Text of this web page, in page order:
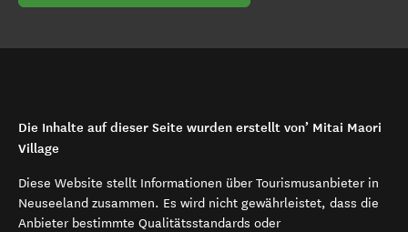
Die Inhalte auf dieser Seite wurden erstellt von’ Mitai Maori
Village
Diese Website stellt Informationen über Tourismusanbieter in
Neuseeland zusammen. Es wird nicht gewährleistet, dass die
Anbieter bestimmte Qualitätsstandards oder